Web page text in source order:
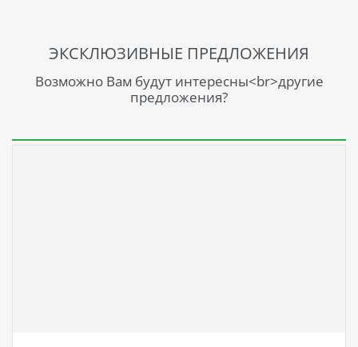
ЭКСКЛЮЗИВНЫЕ ПРЕДЛОЖЕНИЯ
Возможно Вам будут интересны<br>другие
предложения?